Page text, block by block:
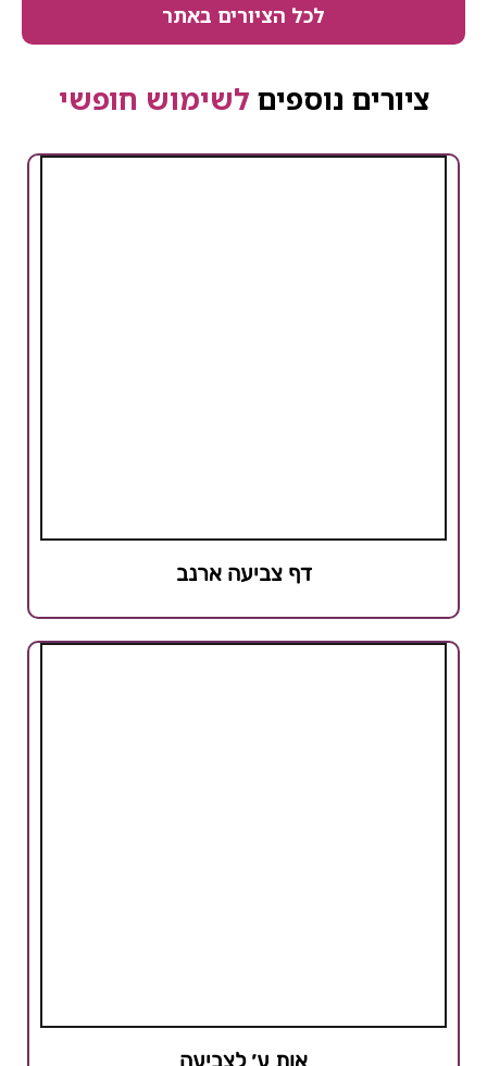
לכל הציורים באתר
ציורים נוספים לשימוש חופשי
דף צביעה ארנב
אות ע׳ לצביעה